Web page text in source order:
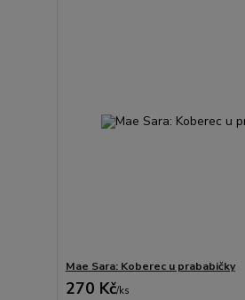
Mae Sara: Koberec u prababičky
270 Kč/ks